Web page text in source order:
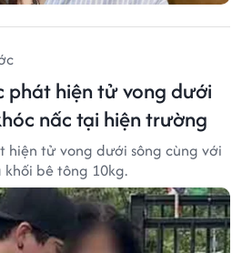
phát hiện tử vong dưới
nấc tại hiện trường
hiện tử vong dưới sông cùng với
bê tông 10kg.